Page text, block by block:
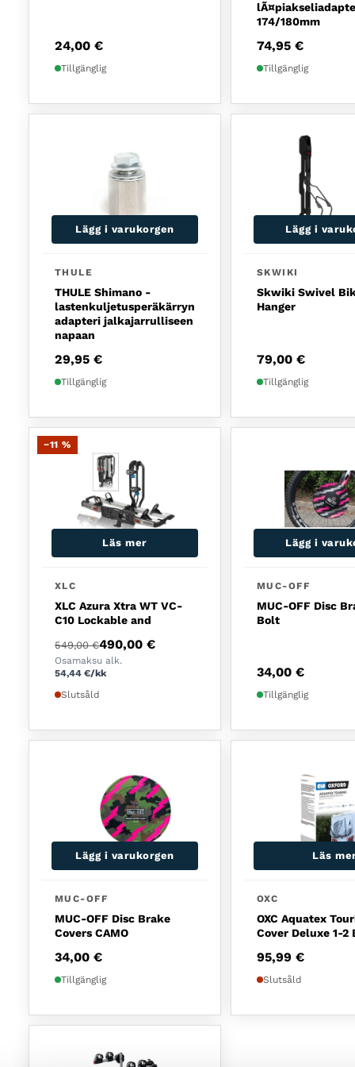
24,00 €
Tillgänglig
174/180mm
74,95 €
Tillgänglig
Lägg i varukorgen
THULE
THULE Shimano -
lastenkuljetusperäkärryn
adapteri jalkajarrulliseen
napaan
29,95 €
Tillgänglig
Lägg i
SKWIKI
Skwiki Swivel
Hanger
79,00 €
Tillgänglig
−11 %
Läs mer
XLC
XLC Azura Xtra WT VC-
C10 Lockable and
549,00€
Det ursprungliga priset var: 549,00 €.
490,00 €
Det nuvarande priset är: 490,00 €.
Osamaksu alk.
54,44 €/kk
Slutsåld
Lägg i
MUC-OFF
MUC-OFF Disc
Bolt
34,00 €
Tillgänglig
Lägg i varukorgen
MUC-OFF
MUC-OFF Disc Brake
Covers CAMO
34,00 €
Tillgänglig
Läs
OXC
OXC Aquatex
Cover Deluxe 1-2
95,99 €
Slutsåld